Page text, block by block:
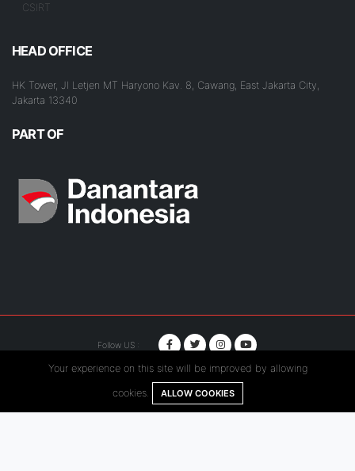
CSIRT
HEAD OFFICE
HK Tower, Jl Letjen MT Haryono Kav. 8, Cawang, East Jakarta City,
Jakarta 13340
PART OF
Follow US :
© Copyright 2020. Hutama Karya All Rights Reserved.
Your experience on this site will be improved by allowing
cookies. ALLOW COOKIES